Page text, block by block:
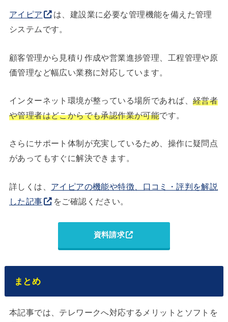
アイピア
は、建設業に必要な管理機能を備えた管理
システムです。
顧客管理から見積り作成や営業進捗管理、工程管理や原
価管理など幅広い業務に対応しています。
インターネット環境が整っている場所であれば、 経営者
や管理者はどこからでも承認作業が可能です。
さらにサポート体制が充実しているため、操作に疑問点
があってもすぐに解決できます。
詳しくは、 アイピアの機能や特徴、口コミ・評判を解説
した記事
をご確認ください。
資料請求
まとめ
本記事では、テレワークへ対応するメリットとソフトを